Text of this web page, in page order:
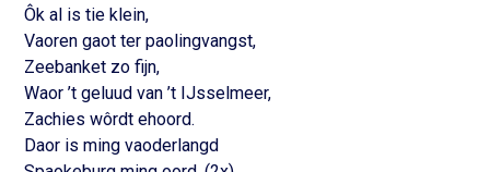
Ôk al is tie klein,
Vaoren gaot ter paolingvangst,
Zeebanket zo fijn,
Waor ’t geluud van ’t IJsselmeer,
Zachies wôrdt ehoord.
Daor is ming vaoderlangd